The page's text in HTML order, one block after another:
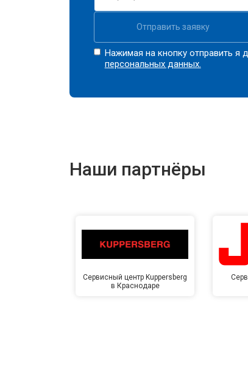
Отправить заявку
Нажимая на кнопку отправить я
персональных данных.
Наши партнёры
Сервисный центр Kuppersberg
в Краснодаре